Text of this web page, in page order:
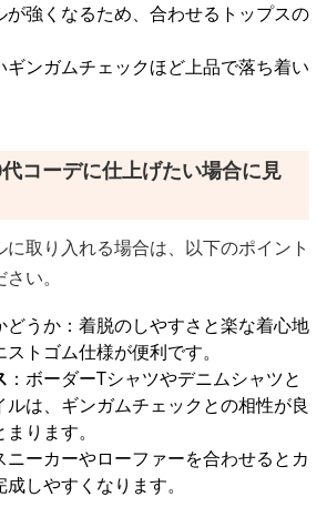
が強くなるため、合わせるトップスの
ギンガムチェックほど上品で落ち着い
コーデに仕上げたい場合に見
取り入れる場合は、以下のポイント
い。
どうか：着脱のしやすさと楽な着心地
トゴム仕様が便利です。
：ボーダーTシャツやデニムシャツと
は、ギンガムチェックとの相性が良
ります。
ニーカーやローファーを合わせるとカ
しやすくなります。